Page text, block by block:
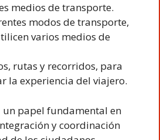
medios de transporte.
modos de transporte,
varios medios de
rutas y recorridos, para
la experiencia del viajero.
un papel fundamental en
y coordinación